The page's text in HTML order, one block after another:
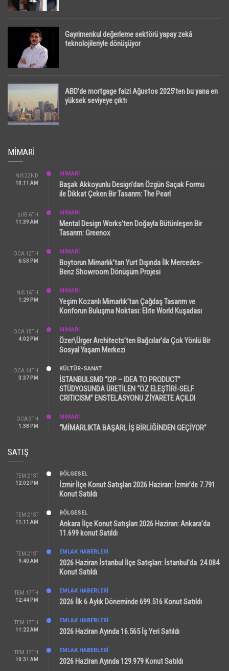
Gayrimenkul değerleme sektörü yapay zekâ
teknolojileriyle dönüşüyor
ABD’de mortgage faizi Ağustos 2025’ten bu yana en
yüksek seviyeye çıktı
MIMARI
NIS 22ND
10:11 AM
MİMARİ
Başak Akkoyunlu Design’dan Özgün Saçak Formu
ile Dikkat Çeken Bir Tasarım: The Pearl
ŞUB 6TH
11:39 AM
MİMARİ
Mental Design Works’ten Doğayla Bütünleşen Bir
Tasarım: Greenox
OCA 12TH
6:53 PM
MİMARİ
Boytorun Mimarlık’tan Yurt Dışında İlk Mercedes-
Benz Showroom Dönüşüm Projesi
NIS 16TH
1:29 PM
MİMARİ
Yeşim Kozanlı Mimarlık’tan Çağdaş Tasarım ve
Konforun Buluşma Noktası: Elite World Kuşadası
OCA 15TH
4:02 PM
MİMARİ
Özer\Ürger Architects’ten Bağcılar’da Çok Yönlü Bir
Sosyal Yaşam Merkezi
OCA 14TH
3:37 PM
KÜLTÜR-SANAT
İSTANBULSMD “I2P – IDEA TO PRODUCT”
STÜDYOSUNDA ÜRETİLEN “ÖZ ELEŞTİRİ-SELF
CRITICISM” ENSTELASYONU ZİYARETE AÇILDI
OCA 9TH
1:38 PM
MİMARİ
“MİMARLIKTA BAŞARI, İŞ BİRLİĞİNDEN GEÇİYOR”
SATIŞ
TEM 21ST
12:02 PM
BÖLGESEL
İzmir İlçe Konut Satışları 2026 Haziran: İzmir’de 7.791
Konut Satıldı
TEM 21ST
11:11 AM
BÖLGESEL
Ankara İlçe Konut Satışları 2026 Haziran: Ankara’da
11.699 konut Satıldı
TEM 21ST
9:40 AM
EMLAK HABERLERI
2026 Haziran İstanbul İlçe Satışları: İstanbul’da 24.084
Konut Satıldı
TEM 17TH
12:44 PM
EMLAK HABERLERI
2026 İlk 6 Aylık Döneminde 699.516 Konut Satıldı
TEM 17TH
11:22 AM
EMLAK HABERLERI
2026 Haziran Ayında 16.565 İş Yeri Satıldı
TEM 17TH
10:31 AM
EMLAK HABERLERI
2026 Haziran Ayında 129.979 Konut Satıldı